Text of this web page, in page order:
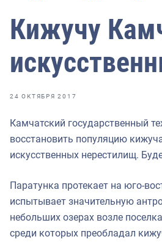
и мире
Кижучу
24 ОКТЯБРЯ 2017
Камчатский государственный
восстановить популяцию
искусственных нерестилищ.
Паратунка протекает на юго-
испытывает значительную
небольших озерах возле
среди которых преобладал